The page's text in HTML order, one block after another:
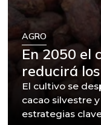
AGRO
En 2050 el
reducirá
El cultivo se
cacao silvestre
estrategias